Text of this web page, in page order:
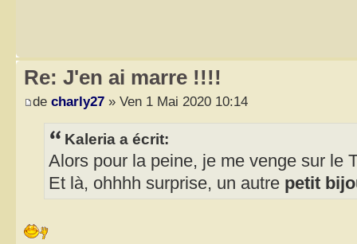
Re: J'en ai marre !!!!
de charly27 » Ven 1 Mai 2020 10:14
Kaleria a écrit:
Alors pour la peine, je me venge sur le
Et là, ohhhh surprise, un autre petit